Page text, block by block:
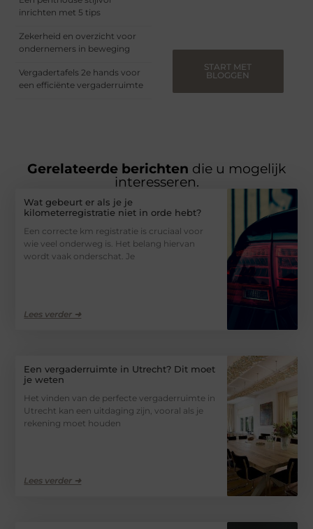
inrichten met 5 tips
Zekerheid en overzicht voor
ondernemers in beweging
Vergadertafels 2e hands voor
een efficiënte vergaderruimte
START MET
BLOGGEN
Gerelateerde berichten die u mogelijk
interesseren.
Wat gebeurt er als je je
kilometerregistratie niet in orde hebt?
Een correcte km registratie is cruciaal voor
wie veel onderweg is. Het belang hiervan
wordt vaak onderschat. Je
Lees verder ➜
Een vergaderruimte in Utrecht? Dit moet
je weten
Het vinden van de perfecte vergaderruimte in
Utrecht kan een uitdaging zijn, vooral als je
rekening moet houden
Lees verder ➜